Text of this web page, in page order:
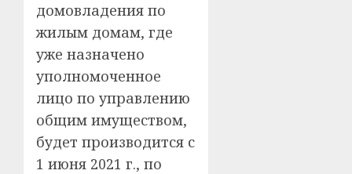
домовладения по
жилым домам, где
уже назначено
уполномоченное
лицо по управлению
общим имуществом,
будет производится с
1 июня 2021 г., по